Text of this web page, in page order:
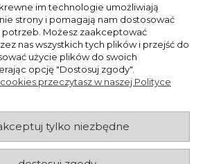
im technologie umożliwiają
strony i pomagają nam dostosować
Możesz zaakceptować
nas wszystkich tych plików i przejść do
użycie plików do swoich
opcję "Dostosuj zgody".
przeczytasz w naszej Polityce
tylko niezbędne